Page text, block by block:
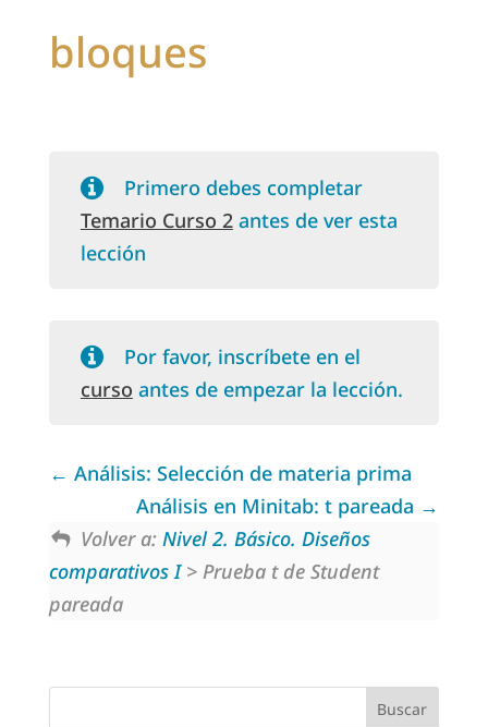
bloques
Primero debes completar
Temario Curso 2antes de ver esta
lección
Por favor, inscríbete en el
curso antes de empezar la lección.
Análisis: Selección de materia prima
Análisis en Minitab: t pareada
Volver a: Nivel 2. Básico. Diseños
comparativos I> Prueba t de Student
pareada